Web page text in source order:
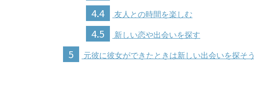
4.4 友人との時間を楽しむ
4.5 新しい恋や出会いを探す
5 元彼に彼女ができたときは新しい出会いを探そう